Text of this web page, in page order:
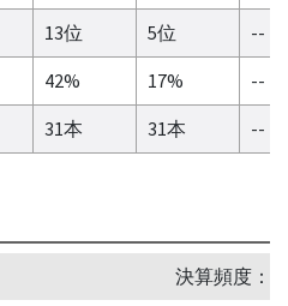
13位 5位
--
42% 17%
--
31本 31本 --
決算頻度：